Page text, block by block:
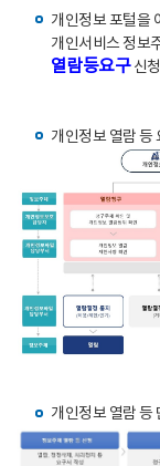
개인정보 포털
개인서비스 정보
열람등요구신
개인정보 열람 등
개인정보 열람 등